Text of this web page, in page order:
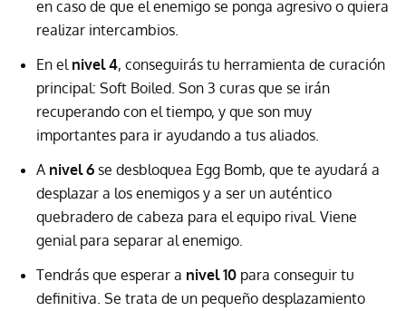
en caso de que el enemigo se ponga agresivo o quiera
realizar intercambios.
En el nivel 4, conseguirás tu herramienta de curación
principal: Soft Boiled. Son 3 curas que se irán
recuperando con el tiempo, y que son muy
importantes para ir ayudando a tus aliados.
A nivel 6 se desbloquea Egg Bomb, que te ayudará a
desplazar a los enemigos y a ser un auténtico
quebradero de cabeza para el equipo rival. Viene
genial para separar al enemigo.
Tendrás que esperar a nivel 10 para conseguir tu
definitiva. Se trata de un pequeño desplazamiento